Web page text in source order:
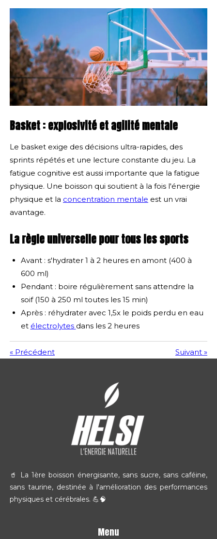
Basket : explosivité et agilité mentale
Le basket exige des décisions ultra-rapides, des
sprints répétés et une lecture constante du jeu. La
fatigue cognitive est aussi importante que la fatigue
physique. Une boisson qui soutient à la fois l'énergie
physique et la concentration mentale est un vrai
avantage.
La règle universelle pour tous les sports
Avant : s'hydrater 1 à 2 heures en amont (400 à
600 ml)
Pendant : boire régulièrement sans attendre la
soif (150 à 250 ml toutes les 15 min)
Après : réhydrater avec 1,5x le poids perdu en eau
et électrolytes dans les 2 heures
« Précédent Suivant »
🥤 La 1ère boisson énergisante, sans sucre, sans caféine,
sans taurine, destinée à l'amélioration des performances
physiques et cérébrales. 💪🧠
Menu